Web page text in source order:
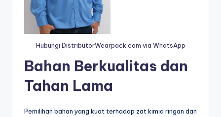
Hubungi DistributorWearpack.com via WhatsApp
Bahan Berkualitas dan
Tahan Lama
Pemilihan bahan yang kuat terhadap zat kimia ringan dan